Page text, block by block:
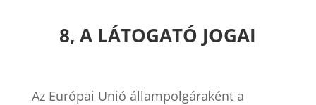
8, A LÁTOGATÓ JOGAI
Az Európai Unió állampolgáraként a